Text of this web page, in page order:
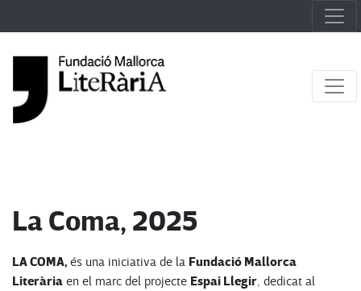
La Coma, 2025
LA COMA, és una iniciativa de la Fundació Mallorca
Literària en el marc del projecte Espai Llegir, dedicat al